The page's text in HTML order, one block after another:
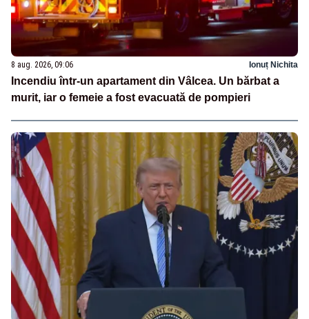
8 aug. 2026, 09:06 Ionuț Nichita
Incendiu într-un apartament din Vâlcea. Un bărbat a
murit, iar o femeie a fost evacuată de pompieri